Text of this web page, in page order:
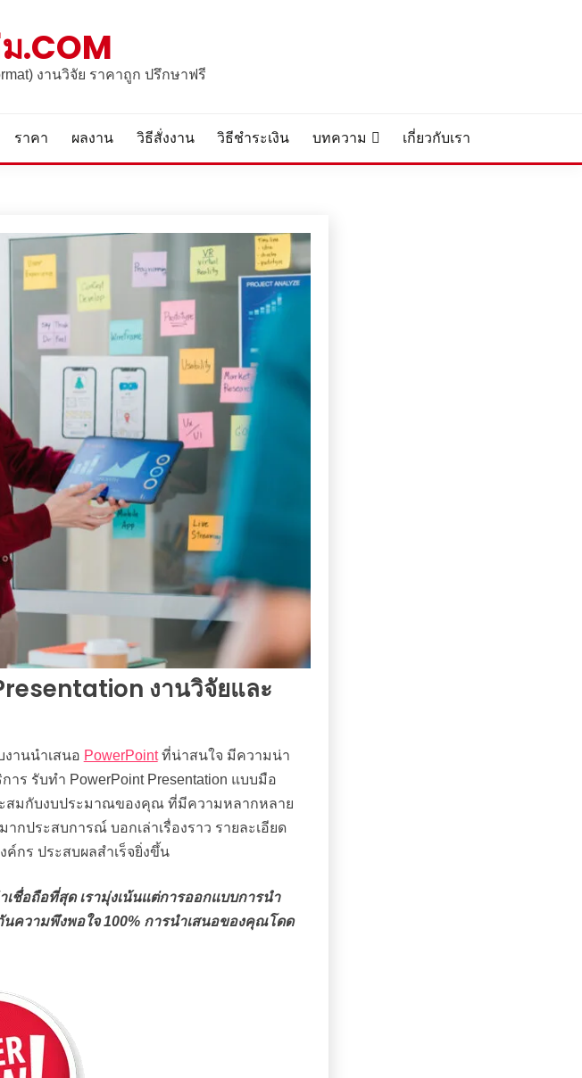
.COM
งานวิจัย ราคาถูก ปรึกษาฟรี
ราคา ผลงาน วิธีสั่งงาน วิธีชำระเงิน บทความ เกี่ยวกับเรา
งานวิจัยและ
านนำเสนอ PowerPointที่น่าสนใจ มีความน่า
ร รับทำ PowerPoint Presentation แบบมือ
สมกับงบประมาณของคุณ ที่มีความหลากหลาย
ประสบการณ์ บอกเล่าเรื่องราว รายละเอียด
ค์กร ประสบผลสำเร็จยิ่งขึ้น
ชื่อถือที่สุด เรามุ่งเน้นแต่การออกแบบการนำ
ความพึงพอใจ 100% การนำเสนอของคุณโดด